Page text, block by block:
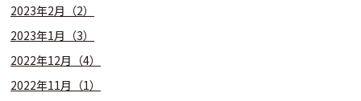
2023年2月（2）
2023年1月（3）
2022年12月（4）
2022年11月（1）